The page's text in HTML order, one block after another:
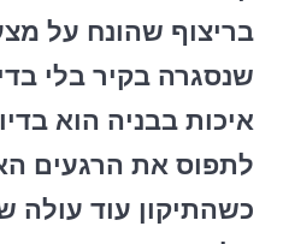
בריצוף שהונח על
שנסגרה בקיר בלי
איכות בבניה הוא
לתפוס את הרגעים
כשהתיקון עוד עולה